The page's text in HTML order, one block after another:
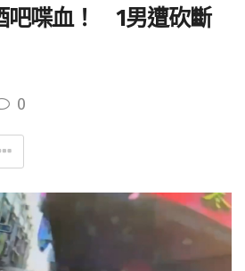
吧喋血！ 1男遭砍斷
0